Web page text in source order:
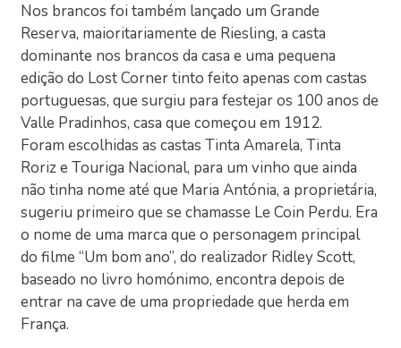
Nos brancos foi também lançado um Grande
Reserva, maioritariamente de Riesling, a casta
dominante nos brancos da casa e uma pequena
edição do Lost Corner tinto feito apenas com castas
portuguesas, que surgiu para festejar os 100 anos de
Valle Pradinhos, casa que começou em 1912.
Foram escolhidas as castas Tinta Amarela, Tinta
Roriz e Touriga Nacional, para um vinho que ainda
não tinha nome até que Maria Antónia, a proprietária,
sugeriu primeiro que se chamasse Le Coin Perdu. Era
o nome de uma marca que o personagem principal
do filme “Um bom ano”, do realizador Ridley Scott,
baseado no livro homónimo, encontra depois de
entrar na cave de uma propriedade que herda em
França.